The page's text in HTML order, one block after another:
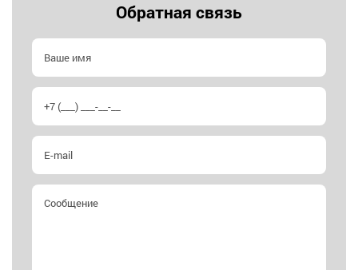
Обратная связь